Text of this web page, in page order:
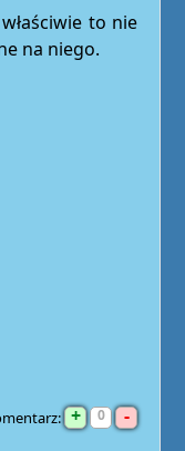
to nie
na niego.
+ 0 -